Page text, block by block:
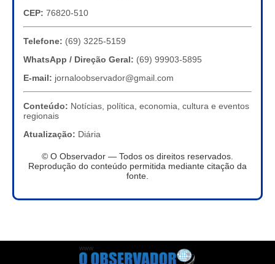
CEP: 76820-510
Telefone: (69) 3225-5159
WhatsApp / Direção Geral: (69) 99903-5895
E-mail: jornaloobservador@gmail.com
Conteúdo: Notícias, política, economia, cultura e eventos
regionais
Atualização: Diária
© O Observador — Todos os direitos reservados.
Reprodução do conteúdo permitida mediante citação da
fonte.